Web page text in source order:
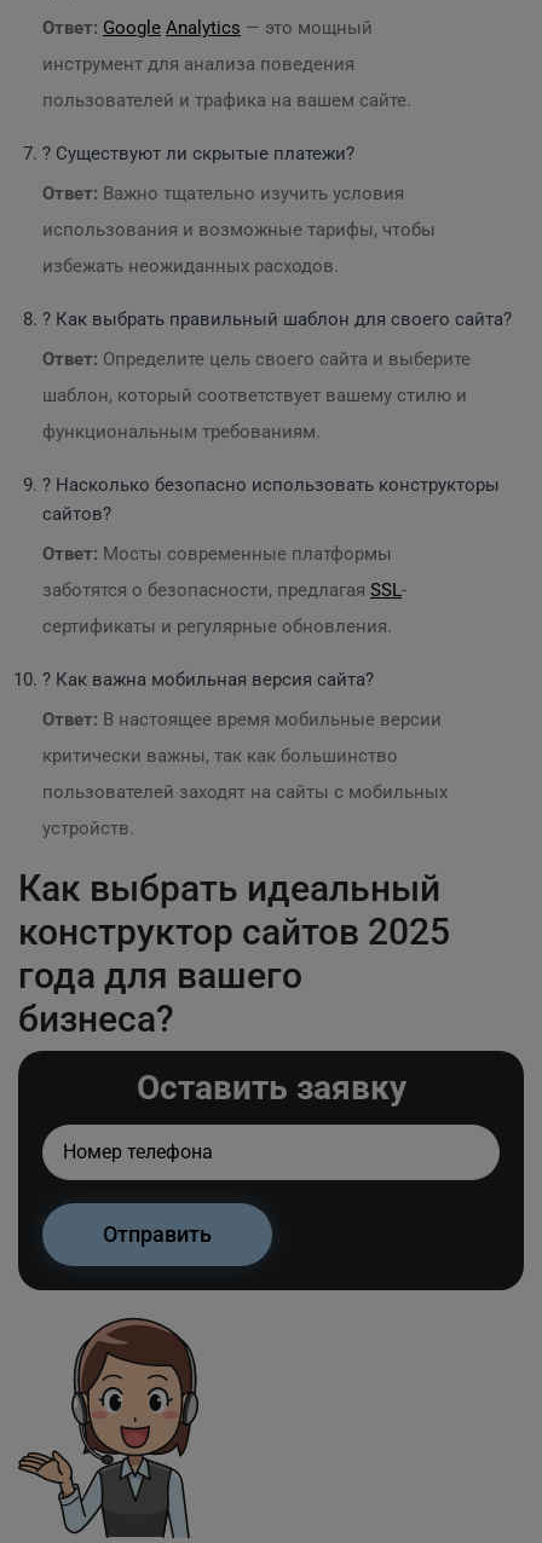
Ответ: Google Analytics — это мощный
инструмент для анализа поведения
пользователей и трафика на вашем сайте.
? Существуют ли скрытые платежи?
Ответ: Важно тщательно изучить условия
использования и возможные тарифы, чтобы
избежать неожиданных расходов.
? Как выбрать правильный шаблон для своего сайта?
Ответ: Определите цель своего сайта и выберите
шаблон, который соответствует вашему стилю и
функциональным требованиям.
? Насколько безопасно использовать конструкторы
сайтов?
Ответ: Мосты современные платформы
заботятся о безопасности, предлагая SSL-
сертификаты и регулярные обновления.
? Как важна мобильная версия сайта?
Ответ: В настоящее время мобильные версии
критически важны, так как большинство
пользователей заходят на сайты с мобильных
устройств.
Как выбрать идеальный
конструктор сайтов 2025
года для вашего
бизнеса?
Оставить заявку